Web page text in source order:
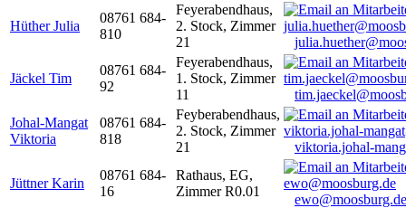
Hüther Julia
08761 684-
810
Feyerabendhaus,
2. Stock, Zimmer
21
Jäckel Tim
08761 684-
92
Feyerabendhaus,
1. Stock, Zimmer
11
Johal-Mangat
Viktoria
08761 684-
818
Feyberabendhaus,
2. Stock, Zimmer
21
viktoria.johal-
Jüttner Karin
08761 684-
16
Rathaus, EG,
Zimmer R0.01
ewo@moosburg.de